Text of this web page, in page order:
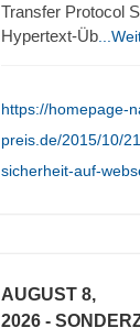
Transfer Protocol
Hypertext-Üb
https://homepage-
preis.de/2015/10/
sicherheit-auf-
AUGUST 8,
2026 -